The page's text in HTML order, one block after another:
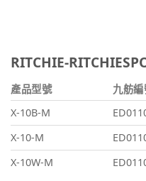
RITCHIE-
產品型號 九舫
X-10B-M
X-10-M
X-10W-M